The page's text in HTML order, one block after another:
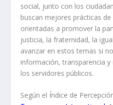
social, junto con los
buscan mejores prácticas
orientadas a promover la
justicia, la fraternidad, la
avanzar en estos temas si
información, transparencia
los servidores públicos.
Según el Índice de